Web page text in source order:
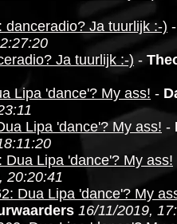
danceradio? Ja tuurlijk :-)
Ja tuurlijk :-) -
Lipa 'dance'? My ass! -
Lipa 'dance'? My ass! -
Dua Lipa 'dance'? My ass!
20:20:41
Dua Lipa 'dance'? My
16/11/2019,